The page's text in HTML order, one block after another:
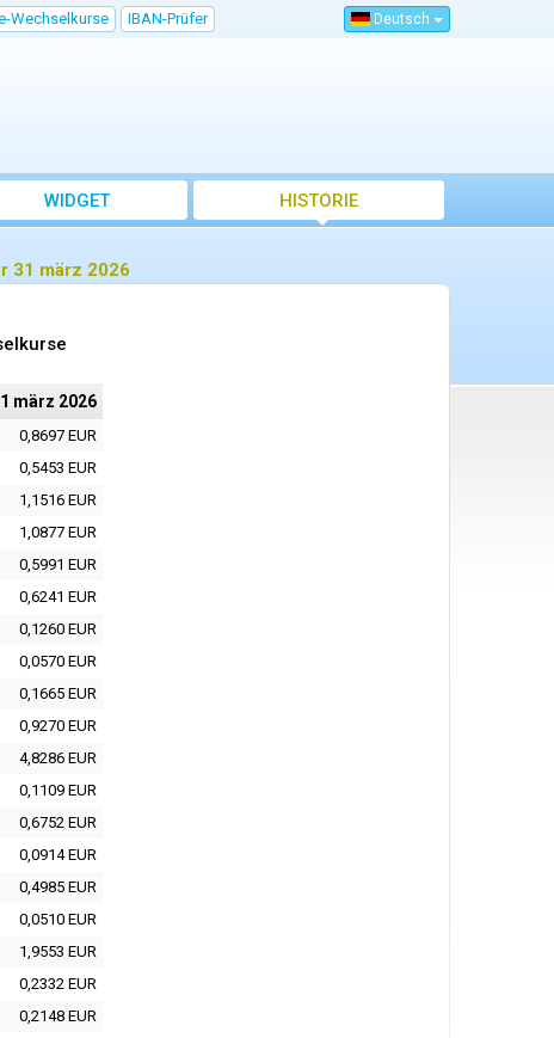
Wechselkurse IBAN-Prüfer Deutsch
WIDGET HISTORIE
31 märz 2026
märz 2026
0,8697 EUR
0,5453 EUR
1,1516 EUR
1,0877 EUR
0,5991 EUR
0,6241 EUR
0,1260 EUR
0,0570 EUR
0,1665 EUR
0,9270 EUR
4,8286 EUR
0,1109 EUR
0,6752 EUR
0,0914 EUR
0,4985 EUR
0,0510 EUR
1,9553 EUR
0,2332 EUR
0,2148 EUR